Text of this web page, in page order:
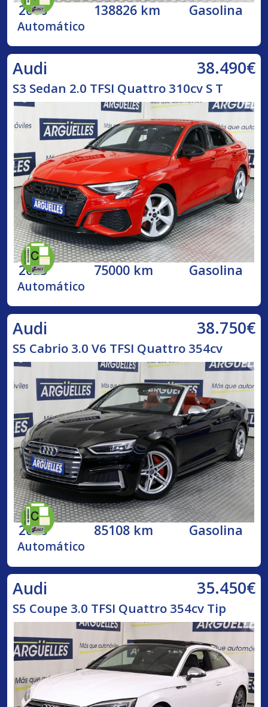
2016 138826 km Gasolina
Automático
Audi 38.490€
S3 Sedan 2.0 TFSI Quattro 310cv S T
2023 75000 km Gasolina
Automático
Audi 38.750€
S5 Cabrio 3.0 V6 TFSI Quattro 354cv
2018 85108 km Gasolina
Automático
Audi 35.450€
S5 Coupe 3.0 TFSI Quattro 354cv Tip